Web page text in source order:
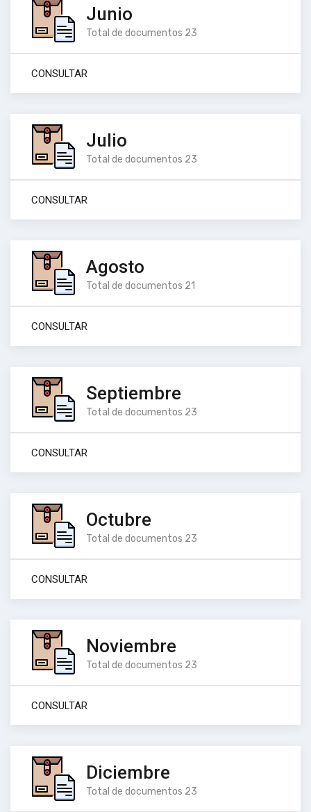
Junio
Total de documentos 23
CONSULTAR
Julio
Total de documentos 23
CONSULTAR
Agosto
Total de documentos 21
CONSULTAR
Septiembre
Total de documentos 23
CONSULTAR
Octubre
Total de documentos 23
CONSULTAR
Noviembre
Total de documentos 23
CONSULTAR
Diciembre
Total de documentos 23